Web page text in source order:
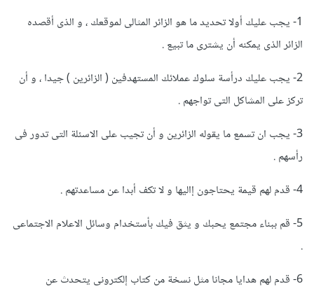
1- يجب عليك أولا تحديد ما هو الزائر المثالى لموقعك ، و الذى أقصده
الزائر الذى يمكنه أن يشترى ما تبيع .
2- يجب عليك درأسة سلوك عملائك المستهدفين ( الزائرين ) جيدا ، و أن
تركز على المشاكل التى تواجهم .
3- يجب ان تسمع ما يقوله الزائرين و أن تجيب على الاسئلة التى تدور فى
رأسهم .
4- قدم لهم قيمة يحتاجون إاليها و لا تكف أبدا عن مساعدتهم .
5- قم ببناء مجتمع يحبك و يثق فيك بأستخدام وسائل الاعلام الاجتماعى
.
6- قدم لهم هدايا مجانا مثل نسخة من كتاب إلكترونى يتحدث عن